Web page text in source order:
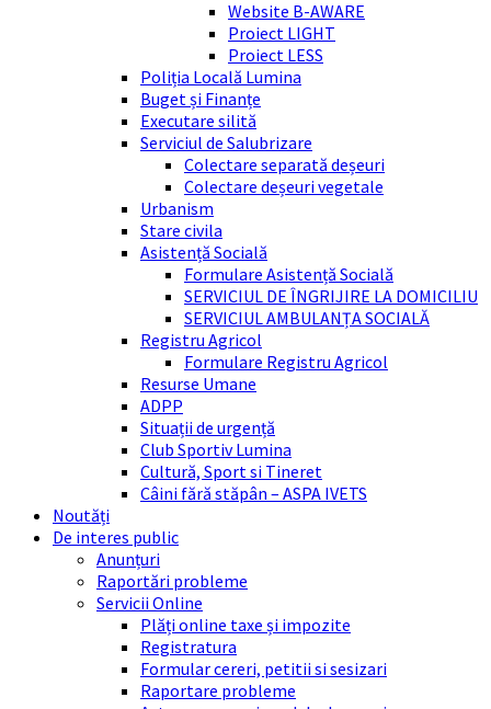
Website B-AWARE
Proiect LIGHT
Proiect LESS
Poliția Locală Lumina
Buget și Finanțe
Executare silită
Serviciul de Salubrizare
Colectare separată deșeuri
Colectare deșeuri vegetale
Urbanism
Stare civila
Asistență Socială
Formulare Asistență Socială
SERVICIUL DE ÎNGRIJIRE LA DOMICILIU
SERVICIUL AMBULANȚA SOCIALĂ
Registru Agricol
Formulare Registru Agricol
Resurse Umane
ADPP
Situații de urgență
Club Sportiv Lumina
Cultură, Sport si Tineret
Câini fără stăpân – ASPA IVETS
Noutăți
De interes public
Anunțuri
Raportări probleme
Servicii Online
Plăți online taxe și impozite
Registratura
Formular cereri, petitii si sesizari
Raportare probleme